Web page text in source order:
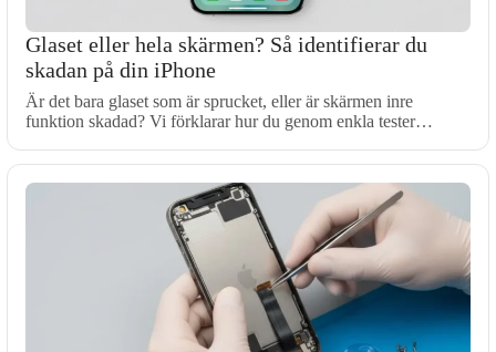
Glaset eller hela skärmen? Så identifierar du
skadan på din iPhone
Är det bara glaset som är sprucket, eller är skärmen inre
funktion skadad? Vi förklarar hur du genom enkla tester…